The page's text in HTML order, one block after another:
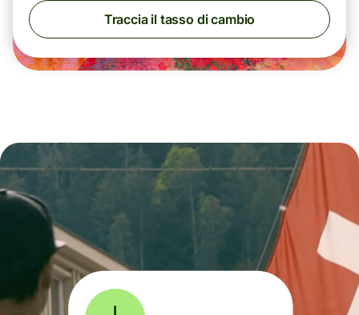
Traccia il tasso di cambio